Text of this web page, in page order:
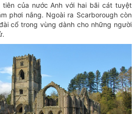
của nước Anh với hai bãi cát tuyệt
phơi nắng. Ngoài ra Scarborough còn
cổ trong vùng dành cho những người